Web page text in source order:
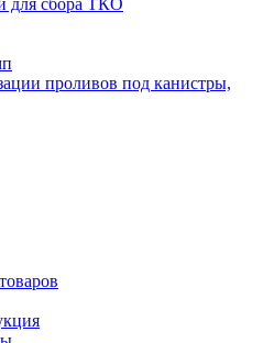
для сбора ТКО
проливов под канистры,